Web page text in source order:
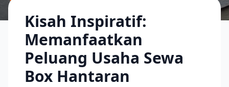
Kisah Inspiratif:
Memanfaatkan
Peluang Usaha Sewa
Box Hantaran